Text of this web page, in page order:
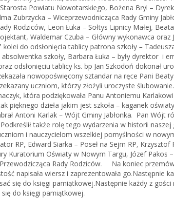
Powiatu Nowotarskiego, Bożena Bryl –
Zubrzycka – Wiceprzewodnicząca Rady Gminy
Rodziców, Leon Łuka – Sołtys Lipnicy Małej,
Waldemar Czuba – Główny wykonawca oraz
kolei do odsłonięcia tablicy patrona szkoły –
szkoły, Barbara Łuka – były dyrektor i
odsłonięciu tablicy ks. bp Jan Szkodoń dokonał
nowopoświęcony sztandar na ręce Pani
uczniom, którzy złożyli uroczyste
która podziękowała Panu Antoniemu
pięknego dzieła jakim jest szkoła – kaganek
Antoni Karlak – Wójt Gminy Jabłonka. Pan Wójt
także rolę tego wydarzenia w historii
i nauczycielom wszelkiej pomyślności w
RP, Edward Siarka – Poseł na Sejm RP,
Kuratorium Oświaty w Nowym Targu, Józef Pakos
Rady Rodziców. Na koniec
napisała wiersz i zaprezentowała go.Następnie
się do księgi pamiątkowej.Następnie każdy z gości
do księgi pamiątkowej.